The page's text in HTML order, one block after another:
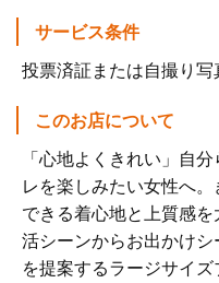
サービス条件
投票済証または自撮り写
このお店について
「心地よくきれい」自
レを楽しみたい女性へ
できる着心地と上質感
活シーンからお出かけ
を提案するラージサイズ